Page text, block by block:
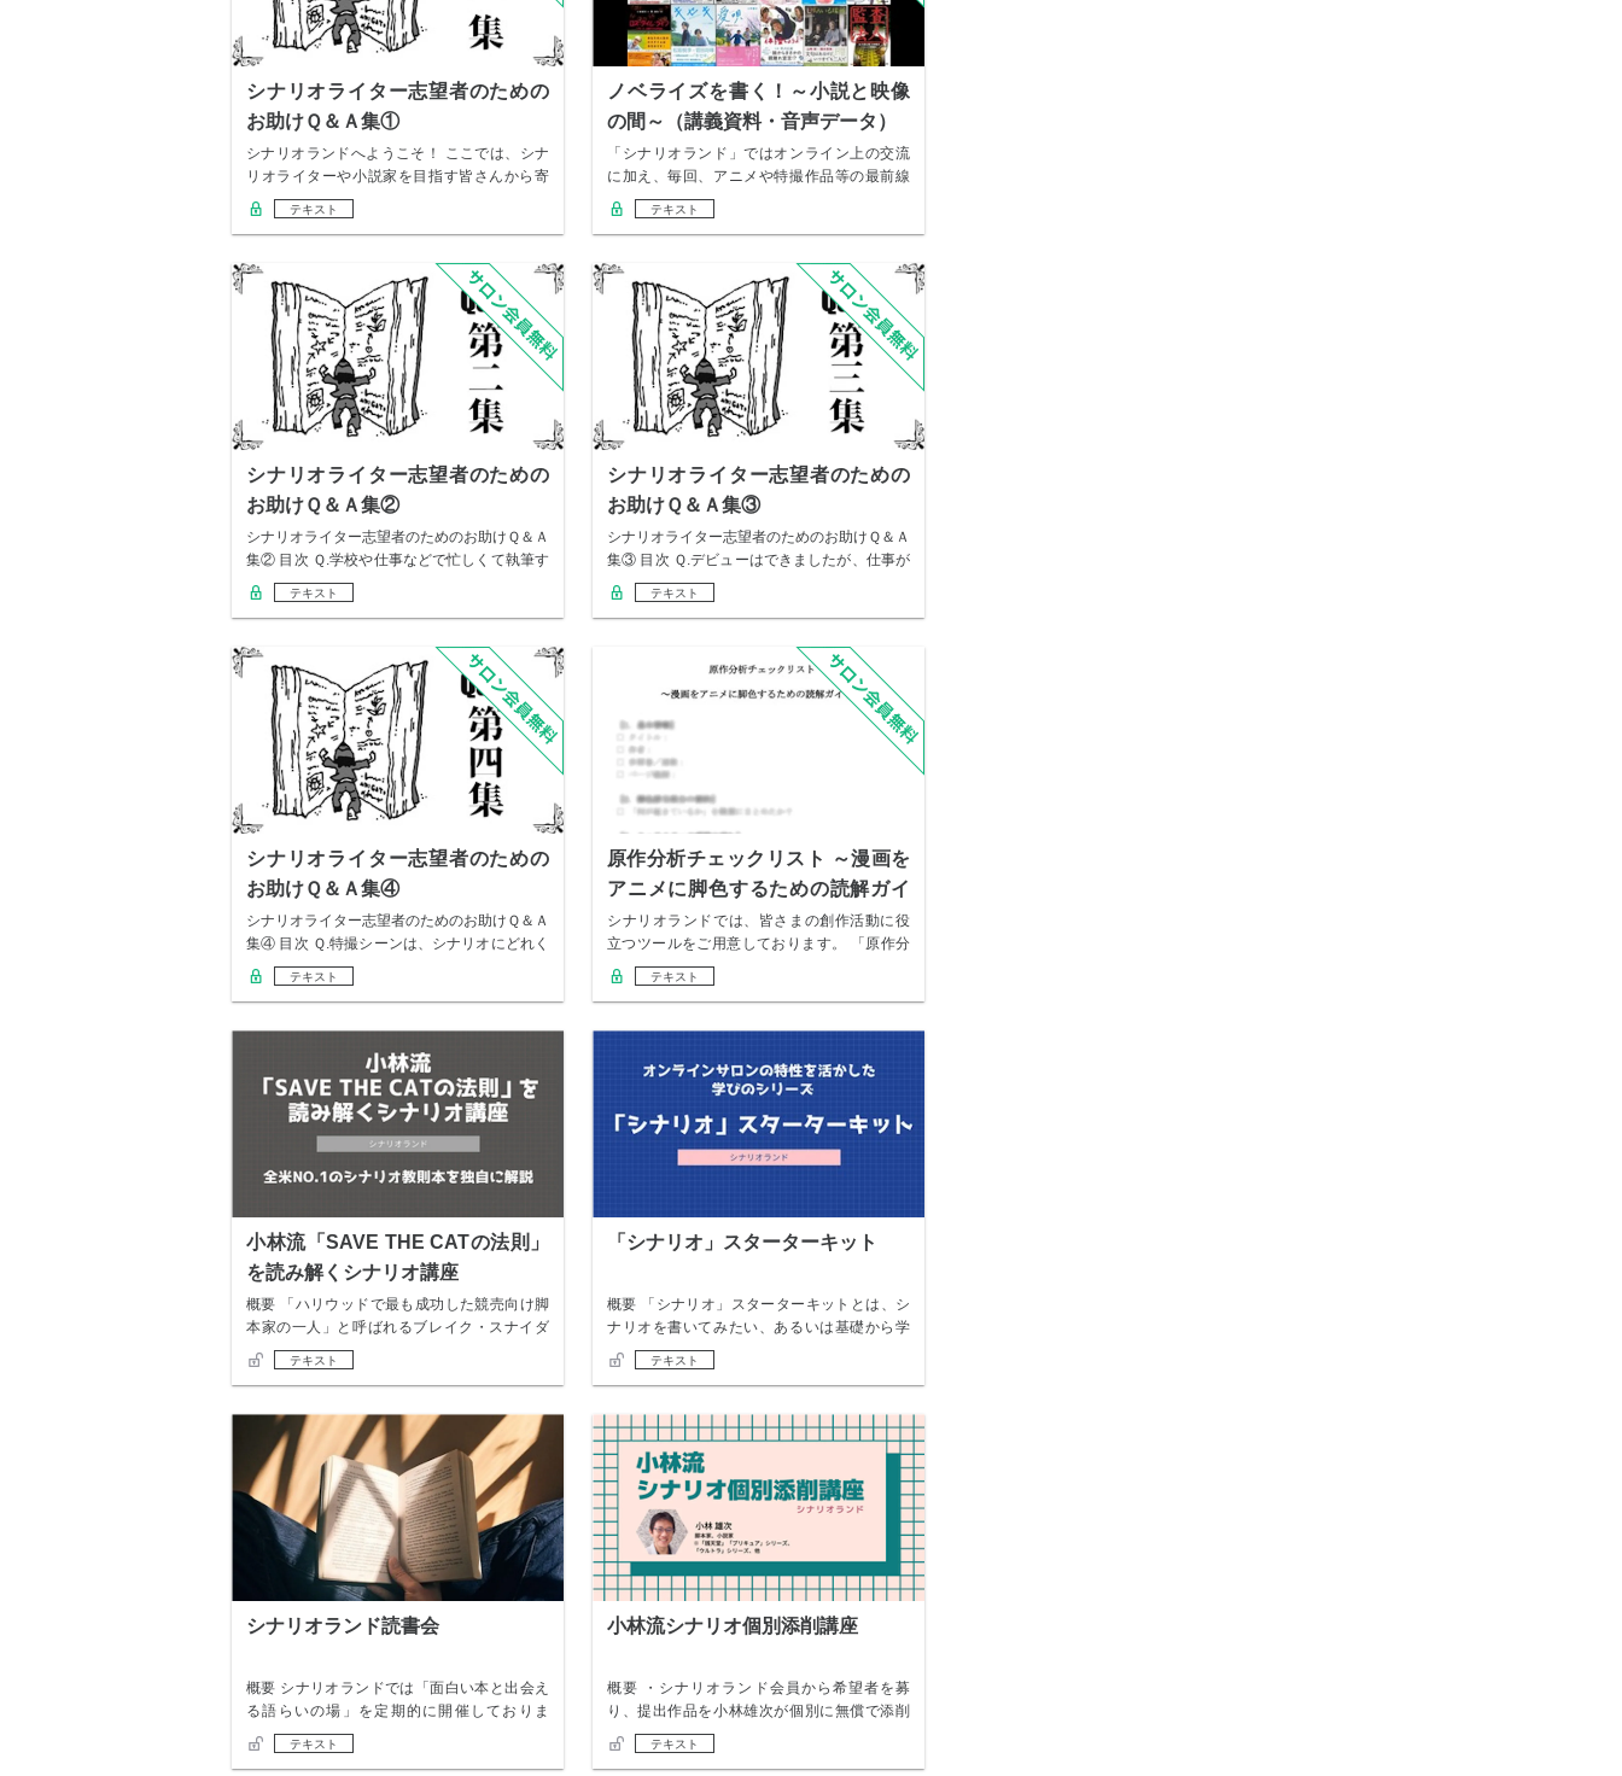
シナリオライター志望者のための
お助けＱ＆Ａ集①
シナリオランドへようこそ！ ここでは、シナ
リオライターや小説家を目指す皆さんから寄
せられた…
テキスト
ノベライズを書く！～小説と映像
の間～（講義資料・音声データ）
「シナリオランド」ではオンライン上の交流
に加え、毎回、アニメや特撮作品等の最前線
で活躍して…
テキスト
シナリオライター志望者のための
お助けＱ＆Ａ集②
シナリオライター志望者のためのお助けＱ＆Ａ
集② 目次 Ｑ.学校や仕事などで忙しくて執筆す
る…
テキスト
シナリオライター志望者のための
お助けＱ＆Ａ集③
シナリオライター志望者のためのお助けＱ＆Ａ
集③ 目次 Ｑ.デビューはできましたが、仕事が
続…
テキスト
シナリオライター志望者のための
お助けＱ＆Ａ集④
シナリオライター志望者のためのお助けＱ＆Ａ
集④ 目次 Ｑ.特撮シーンは、シナリオにどれく
ら…
テキスト
原作分析チェックリスト ～漫画を
アニメに脚色するための読解ガイ
ド～
シナリオランドでは、皆さまの創作活動に役
立つツールをご用意しております。 「原作分
析チェッ…
テキスト
小林流「SAVE THE CATの法則」
を読み解くシナリオ講座
概要 「ハリウッドで最も成功した競売向け脚
本家の一人」と呼ばれるブレイク・スナイダ
ーが綴っ…
テキスト
「シナリオ」スターターキット
概要 「シナリオ」スターターキットとは、シ
ナリオを書いてみたい、あるいは基礎から学
び直した…
テキスト
シナリオランド読書会
概要 シナリオランドでは「面白い本と出会え
る語らいの場」を定期的に開催しておりま
す。あるテ…
テキスト
小林流シナリオ個別添削講座
概要 ・シナリオランド会員から希望者を募
り、提出作品を小林雄次が個別に無償で添削
指導します…
テキスト